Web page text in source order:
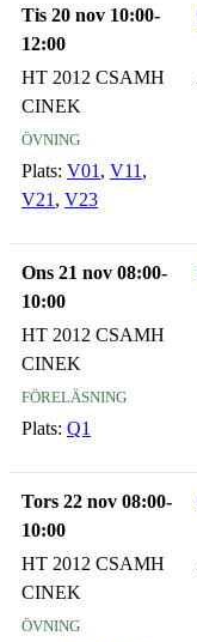
Tis 20 nov 10:00-
12:00
HT 2012 CSAMH
CINEK
övning
Plats: V01 , V11 ,
V21 , V23
Ons 21 nov 08:00-
10:00
HT 2012 CSAMH
CINEK
föreläsning
Plats: Q1
Tors 22 nov 08:00-
10:00
HT 2012 CSAMH
CINEK
övning